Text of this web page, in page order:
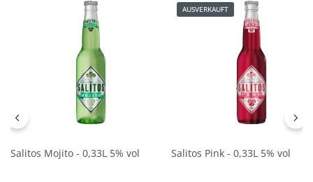
Salitos Mojito - 0,33L 5% vol
AUSVERKAUFT
Salitos Pink - 0,33L 5% vol